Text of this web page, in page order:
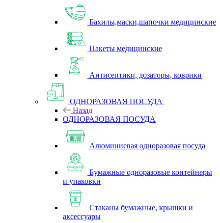
Бахилы,маски,шапочки медицинские
Пакеты медицинские
Антисептики, дозаторы, коврики
ОДНОРАЗОВАЯ ПОСУДА
Назад
ОДНОРАЗОВАЯ ПОСУДА
Алюминиевая одноразовая посуда
Бумажные одноразовые контейнеры
и упаковки
Стаканы бумажные, крышки и
аксессуары